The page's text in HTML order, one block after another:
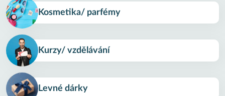
Kosmetika/ parfémy
Kurzy/ vzdělávání
Levné dárky